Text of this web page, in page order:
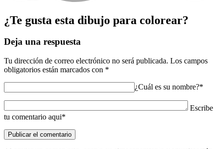
¿Te gusta esta dibujo para colorear?
Deja una respuesta
Tu dirección de correo electrónico no será publicada. Los campos
obligatorios están marcados con *
¿Cuál es su nombre?*
Escribe
tu comentario aqui*